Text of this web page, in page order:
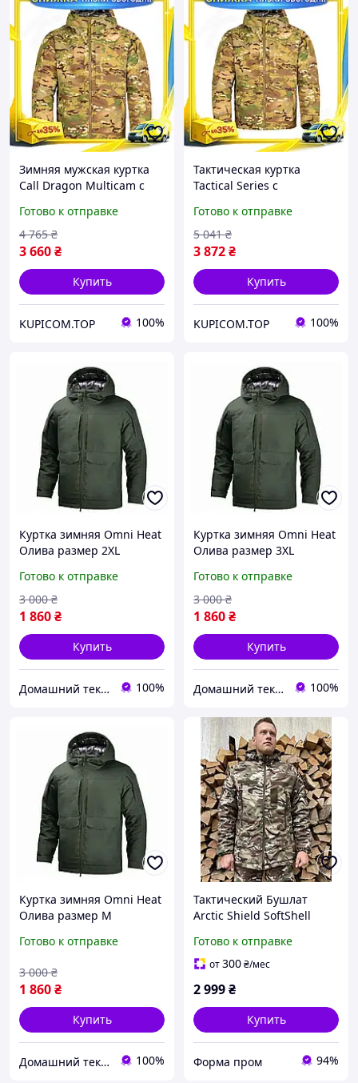
Зимняя мужская куртка
Call Dragon Multicam с
для военнослужащих
тактическая куртка KU-22
Готово к отправке
3 660₴
4 765 ₴
Купить
KUPICOM.TOP 100%
Тактическая куртка
Tactical Series с
демисезонная для
мужчин весна осень
камуфляж M KU-22
Готово к отправке
3 872₴
5 041 ₴
Купить
KUPICOM.TOP 100%
Куртка зимняя Omni Heat
Олива размер 2XL
Готово к отправке
1 860₴
3 000 ₴
Купить
Домашний текстиль Криспол 100%
Куртка зимняя Omni Heat
Олива размер 3XL
Готово к отправке
1 860₴
3 000 ₴
Купить
Домашний текстиль Криспол 100%
Куртка зимняя Omni Heat
Олива размер M
Готово к отправке
1 860₴
3 000 ₴
Купить
Домашний текстиль Криспол 100%
Тактический Бушлат
Arctic Shield SoftShell
Omni-Heat
Готово к отправке
от300₴/мес
2 999₴
Купить
Форма пром 94%